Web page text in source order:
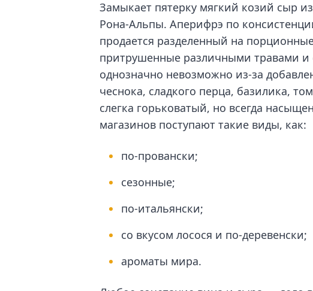
Замыкает пятерку мягкий козий сыр
Рона-Альпы. Аперифрэ по
продается разделенный на
притрушенные различными травами и
однозначно невозможно из-за
чеснока, сладкого перца, базилика,
слегка горьковатый, но всегда
магазинов поступают такие виды, как:
по-провански;
сезонные;
по-итальянски;
со вкусом лосося и по-деревенски;
ароматы мира.